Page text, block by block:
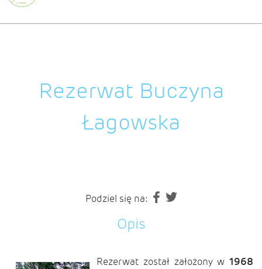
Rezerwat Buczyna
Łagowska
Podziel się na:
Opis
Rezerwat został założony w 1968